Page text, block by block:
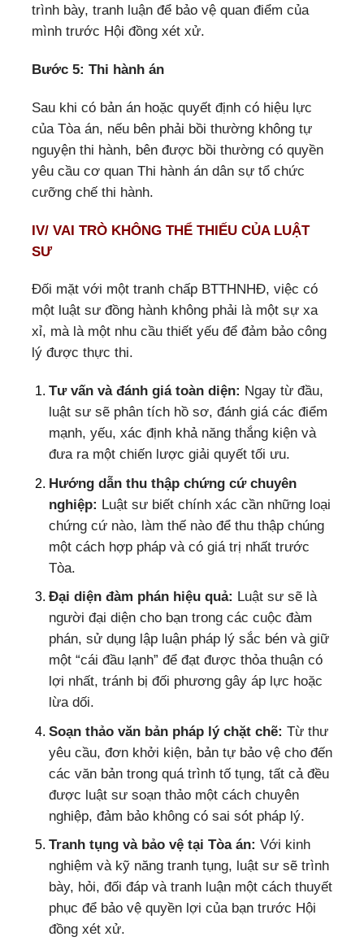
trình bày, tranh luận để bảo vệ quan điểm của
mình trước Hội đồng xét xử.
Bước 5: Thi hành án
Sau khi có bản án hoặc quyết định có hiệu lực
của Tòa án, nếu bên phải bồi thường không tự
nguyện thi hành, bên được bồi thường có quyền
yêu cầu cơ quan Thi hành án dân sự tổ chức
cưỡng chế thi hành.
IV/ VAI TRÒ KHÔNG THỂ THIẾU CỦA LUẬT
SƯ
Đối mặt với một tranh chấp BTTHNHĐ, việc có
một luật sư đồng hành không phải là một sự xa
xỉ, mà là một nhu cầu thiết yếu để đảm bảo công
lý được thực thi.
Tư vấn và đánh giá toàn diện: Ngay từ đầu,
luật sư sẽ phân tích hồ sơ, đánh giá các điểm
mạnh, yếu, xác định khả năng thắng kiện và
đưa ra một chiến lược giải quyết tối ưu.
Hướng dẫn thu thập chứng cứ chuyên
nghiệp: Luật sư biết chính xác cần những loại
chứng cứ nào, làm thế nào để thu thập chúng
một cách hợp pháp và có giá trị nhất trước
Tòa.
Đại diện đàm phán hiệu quả: Luật sư sẽ là
người đại diện cho bạn trong các cuộc đàm
phán, sử dụng lập luận pháp lý sắc bén và giữ
một “cái đầu lạnh” để đạt được thỏa thuận có
lợi nhất, tránh bị đối phương gây áp lực hoặc
lừa dối.
Soạn thảo văn bản pháp lý chặt chẽ: Từ thư
yêu cầu, đơn khởi kiện, bản tự bảo vệ cho đến
các văn bản trong quá trình tố tụng, tất cả đều
được luật sư soạn thảo một cách chuyên
nghiệp, đảm bảo không có sai sót pháp lý.
Tranh tụng và bảo vệ tại Tòa án: Với kinh
nghiệm và kỹ năng tranh tụng, luật sư sẽ trình
bày, hỏi, đối đáp và tranh luận một cách thuyết
phục để bảo vệ quyền lợi của bạn trước Hội
đồng xét xử.